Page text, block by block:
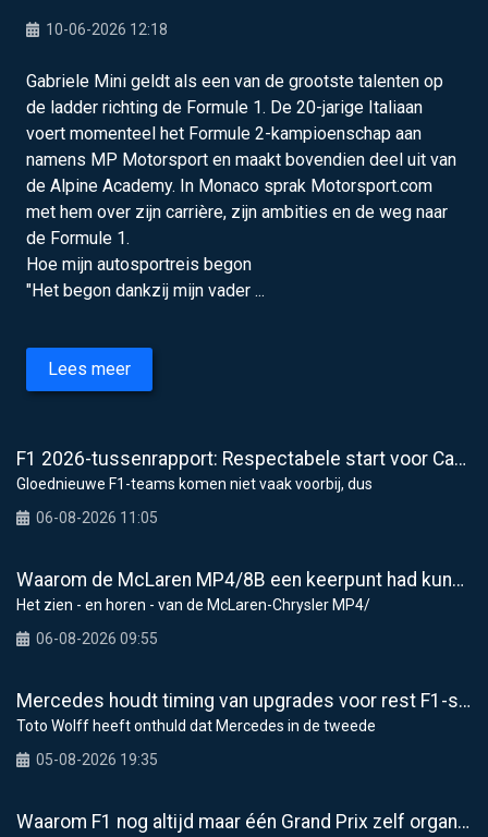
10-06-2026 12:18
Gabriele Mini geldt als een van de grootste talenten op
de ladder richting de Formule 1. De 20-jarige Italiaan
voert momenteel het Formule 2-kampioenschap aan
namens MP Motorsport en maakt bovendien deel uit van
de Alpine Academy. In Monaco sprak Motorsport.com
met hem over zijn carrière, zijn ambities en de weg naar
de Formule 1.
Hoe mijn autosportreis begon
"Het begon dankzij mijn vader ...
Lees meer
F1 2026-tussenrapport: Respectabele start voor Cadillac
Gloednieuwe F1-teams komen niet vaak voorbij, dus
06-08-2026 11:05
Waarom de McLaren MP4/8B een keerpunt had kunnen zijn voor de F1
Het zien - en horen - van de McLaren-Chrysler MP4/
06-08-2026 09:55
Mercedes houdt timing van upgrades voor rest F1-seizoen 2026 nauwlettend in de gaten
Toto Wolff heeft onthuld dat Mercedes in de tweede
05-08-2026 19:35
Waarom F1 nog altijd maar één Grand Prix zelf organiseert